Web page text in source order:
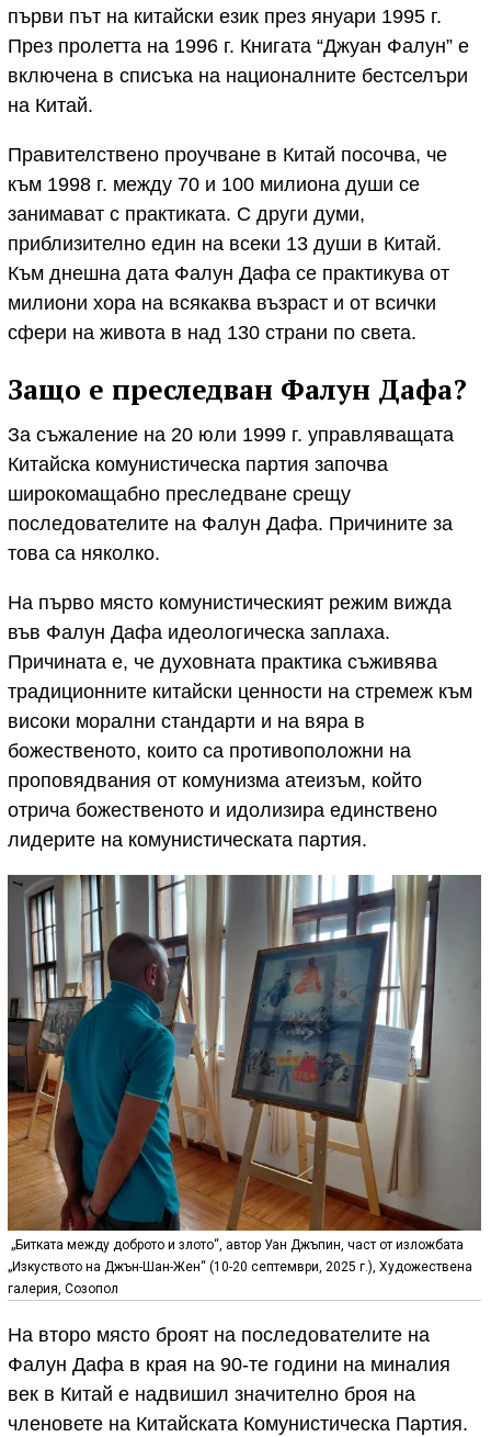
първи път на китайски език през януари 1995 г.
През пролетта на 1996 г. Книгата “Джуан Фалун” е
включена в списъка на националните бестселъри
на Китай.
Правителствено проучване в Китай посочва, че
към 1998 г. между 70 и 100 милиона души се
занимават с практиката. С други думи,
приблизително един на всеки 13 души в Китай.
Към днешна дата Фалун Дафа се практикува от
милиони хора на всякаква възраст и от всички
сфери на живота в над 130 страни по света.
Защо е преследван Фалун Дафа?
За съжаление на 20 юли 1999 г. управляващата
Китайска комунистическа партия започва
широкомащабно преследване срещу
последователите на Фалун Дафа. Причините за
това са няколко.
На първо място комунистическият режим вижда
във Фалун Дафа идеологическа заплаха.
Причината е, че духовната практика съживява
традиционните китайски ценности на стремеж към
високи морални стандарти и на вяра в
божественото, които са противоположни на
проповядвания от комунизма атеизъм, който
отрича божественото и идолизира единствено
лидерите на комунистическата партия.
„Битката между доброто и злото“, автор Уан Джъпин, част от изложбата
„Изкуството на Джън-Шан-Жен“ (10-20 септември, 2025 г.), Художествена
галерия, Созопол
На второ място броят на последователите на
Фалун Дафа в края на 90-те години на миналия
век в Китай е надвишил значително броя на
членовете на Китайската Комунистическа Партия.